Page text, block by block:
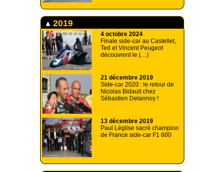
2019
4 octobre 2024
Finale side-car au Castellet,
Ted et Vincent Peugeot
découvrent le (…)
21 décembre 2019
Side-car 2020 : le retour de
Nicolas Bidault chez
Sébastien Delannoy !
13 décembre 2019
Paul Léglise sacré champion
de France side-car F1 600